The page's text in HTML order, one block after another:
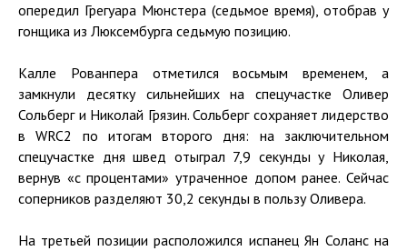
опередил Грегуара Мюнстера (седьмое время), отобрав у
гонщика из Люксембурга седьмую позицию.
Калле Рованпера отметился восьмым временем, а
замкнули десятку сильнейших на спецучастке Оливер
Сольберг и Николай Грязин. Сольберг сохраняет лидерство
в WRC2 по итогам второго дня: на заключительном
спецучастке дня швед отыграл 7,9 секунды у Николая,
вернув «с процентами» утраченное допом ранее. Сейчас
соперников разделяют 30,2 секунды в пользу Оливера.
На третьей позиции расположился испанец Ян Соланс на